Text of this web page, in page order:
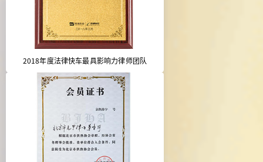
2018年度法律快车最具影响力律师团队